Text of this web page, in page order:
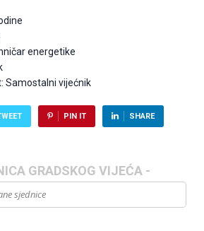
energetike
Samostalni vijećnik
PIN IT SHARE
GRADSKOG VIJEĆA -
sjednice